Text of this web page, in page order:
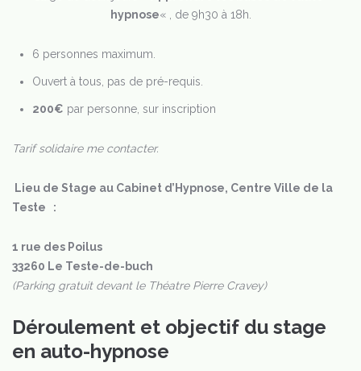
hypnose« , de 9h30 à 18h.
6 personnes maximum.
Ouvert à tous, pas de pré-requis.
200€ par personne, sur inscription
Tarif solidaire me contacter.
Lieu de Stage au Cabinet d’Hypnose, Centre Ville de la
Teste :
1 rue des Poilus
33260 Le Teste-de-buch
(Parking gratuit devant le Théatre Pierre Cravey)
Déroulement et objectif du stage
en auto-hypnose